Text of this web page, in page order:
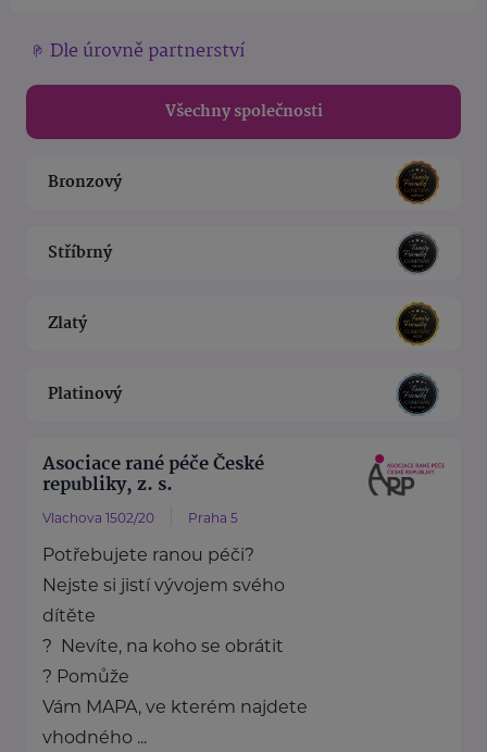
Dle úrovně partnerství
Všechny společnosti
Bronzový
Stříbrný
Zlatý
Platinový
Asociace rané péče České
republiky, z. s.
Vlachova 1502/20 Praha 5
Potřebujete ranou péči?
Nejste si jistí vývojem svého
dítěte
? Nevíte, na koho se obrátit
? Pomůže
Vám MAPA, ve kterém najdete
vhodného ...